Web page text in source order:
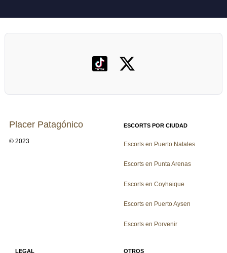
Placer Patagónico
© 2023
ESCORTS POR CIUDAD
Escorts en Puerto Natales
Escorts en Punta Arenas
Escorts en Coyhaique
Escorts en Puerto Aysen
Escorts en Porvenir
LEGAL OTROS